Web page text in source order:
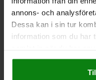
annons- och
Dessa kan i sin tur
information som du har
Impressum|
YTTERDIAMETER=6
Beställningsnummer:
exkl. moms